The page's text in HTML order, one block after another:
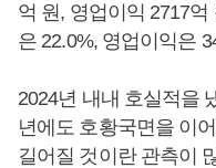
억 원, 영업이익 2717
은 22.0%, 영업이익은
2024년 내내 호실적을
년에도 호황국면을 이
길어질 것이란 관측이